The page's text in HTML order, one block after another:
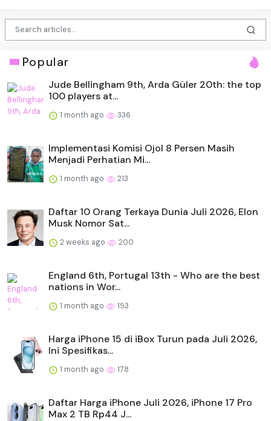
Popular
Jude Bellingham 9th, Arda Güler 20th: the top
100 players at...
1 month ago 336
Implementasi Komisi Ojol 8 Persen Masih
Menjadi Perhatian Mi...
1 month ago 213
Daftar 10 Orang Terkaya Dunia Juli 2026, Elon
Musk Nomor Sat...
2 weeks ago 200
England 6th, Portugal 13th - Who are the best
nations in Wor...
1 month ago 193
Harga iPhone 15 di iBox Turun pada Juli 2026,
Ini Spesifikas...
1 month ago 178
Daftar Harga iPhone Juli 2026, iPhone 17 Pro
Max 2 TB Rp44 J...